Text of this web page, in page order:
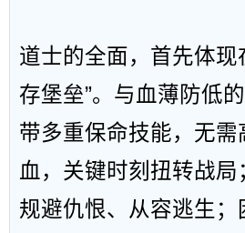
道士的全面，首先体
存堡垒”。与血薄防低
带多重保命技能，无
血，关键时刻扭转战
规避仇恨、从容逃生